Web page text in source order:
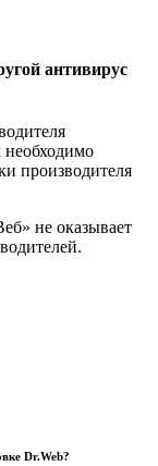
антивирус
необходимо
производителя
не оказывает
Dr.Web?